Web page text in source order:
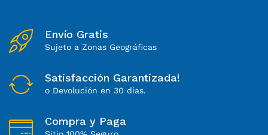
Envío Gratis
Sujeto a Zonas Geográficas
Satisfacción Garantizada!
o Devolución en 30 días.
Compra y Paga